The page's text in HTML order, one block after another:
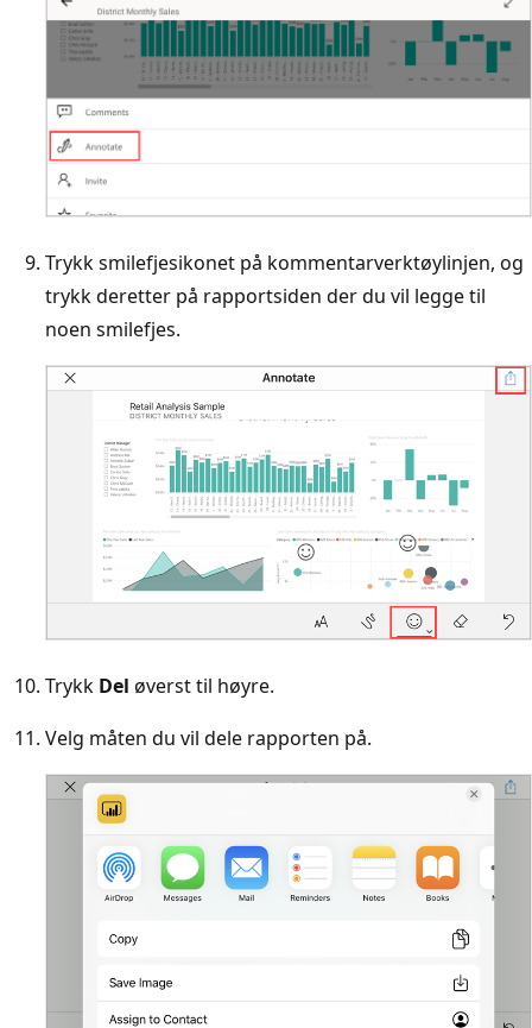
Trykk smilefjesikonet på kommentarverktøylinjen, og
trykk deretter på rapportsiden der du vil legge til
noen smilefjes.
Trykk Del øverst til høyre.
Velg måten du vil dele rapporten på.